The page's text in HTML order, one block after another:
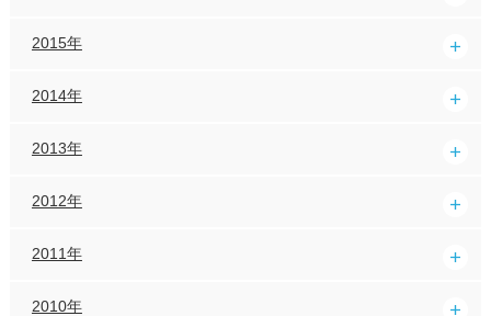
2015年
2014年
2013年
2012年
2011年
2010年